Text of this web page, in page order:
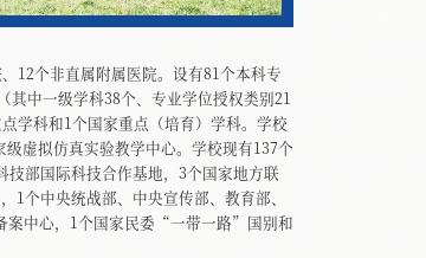
12个非直属附属医院。设有81个本科专
其中一级学科38个、专业学位授权类别21
学科和1个国家重点（培育）学科。学校
虚拟仿真实验教学中心。学校现有137个
部国际科技合作基地，3个国家地方联
个中央统战部、中央宣传部、教育部、
案中心，1个国家民委“一带一路”国别和